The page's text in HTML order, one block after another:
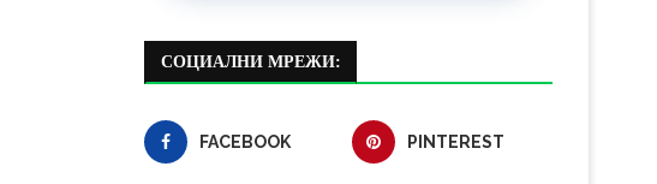
СОЦИАЛНИ МРЕЖИ:
FACEBOOK PINTEREST